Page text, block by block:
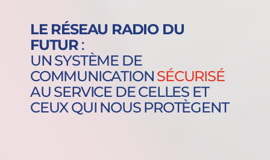
LE RÉSEAU RADIO DU
FUTUR :
UN SYSTÈME DE
COMMUNICATION RÉSILIENT
AU SERVICE DE CELLES ET
CEUX QUI NOUS PROTÈGENT